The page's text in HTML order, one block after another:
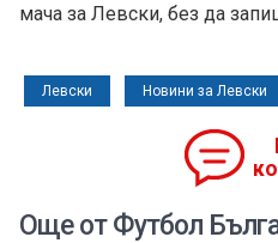
мача за Левски, без да
Левски Новини за Левски
Още от Футбол